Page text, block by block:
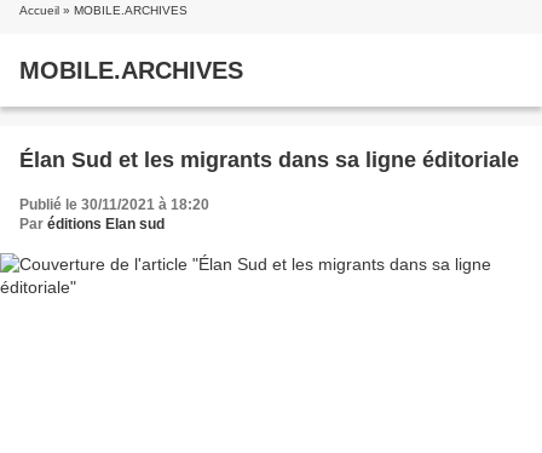
Accueil » MOBILE.ARCHIVES
MOBILE.ARCHIVES
Élan Sud et les migrants dans sa ligne éditoriale
Publié le 30/11/2021 à 18:20
Par éditions Elan sud